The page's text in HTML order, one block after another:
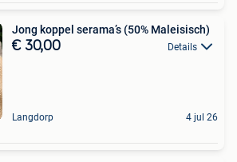
Jong koppel serama’s (50% Maleisisch)
€ 30,00 Details
Langdorp 4 jul 26